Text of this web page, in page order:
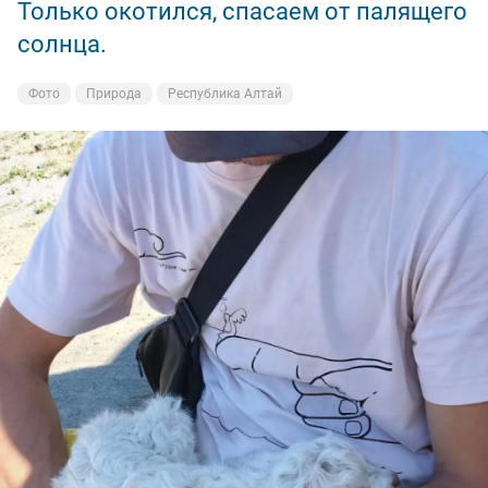
Только окотился, спасаем от палящего
солнца.
Фото Природа Республика Алтай
Юнец
Рогатые
Горные растения
Горные растения